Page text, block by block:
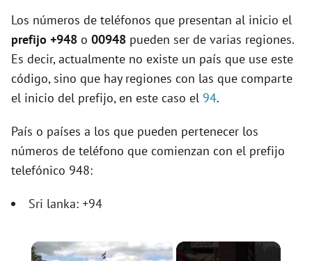
Los números de teléfonos que presentan al inicio el
prefijo +948 o 00948 pueden ser de varias regiones.
Es decir, actualmente no existe un país que use este
código, sino que hay regiones con las que comparte
el inicio del prefijo, en este caso el 94.
País o países a los que pueden pertenecer los
números de teléfono que comienzan con el prefijo
telefónico 948:
Sri lanka: +94
×